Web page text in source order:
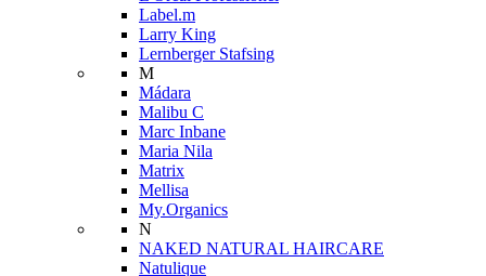
Label.m
Larry King
Lernberger Stafsing
M
Mádara
Malibu C
Marc Inbane
Maria Nila
Matrix
Mellisa
My.Organics
N
NAKED NATURAL HAIRCARE
Natulique